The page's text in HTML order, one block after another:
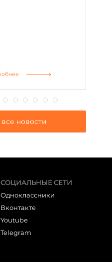
новости
СОЦИАЛЬНЫЕ СЕТИ
Одноклассники
Вконтакте
Youtube
Telegram